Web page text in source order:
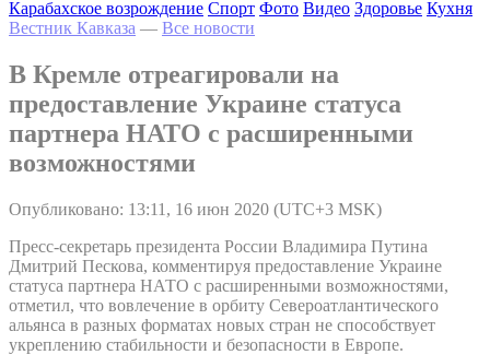
Карабахское возрождение Спорт Фото Видео Здоровье Кухня
Вестник Кавказа — Все новости
В Кремле отреагировали на
предоставление Украине статуса
партнера НАТО с расширенными
возможностями
Опубликовано: 13:11, 16 июн 2020 (UTC+3 MSK)
Пресс-секретарь президента России Владимира Путина
Дмитрий Пескова, комментируя предоставление Украине
статуса партнера НАТО с расширенными возможностями,
отметил, что вовлечение в орбиту Североатлантического
альянса в разных форматах новых стран не способствует
укреплению стабильности и безопасности в Европе.